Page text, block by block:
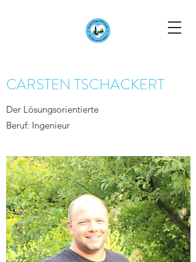
CARSTEN TSCHACKERT
Der Lösungsorientierte
Beruf: Ingenieur